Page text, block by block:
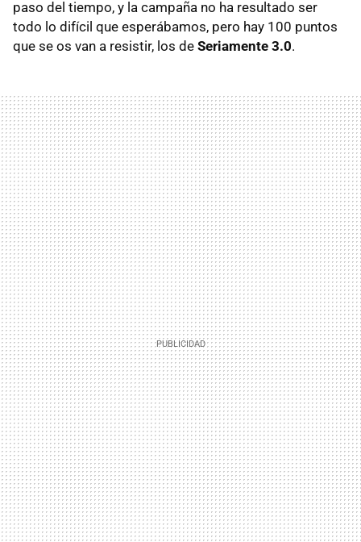
paso del tiempo, y la campaña no ha resultado ser
todo lo difícil que esperábamos, pero hay 100 puntos
que se os van a resistir, los de Seriamente 3.0.